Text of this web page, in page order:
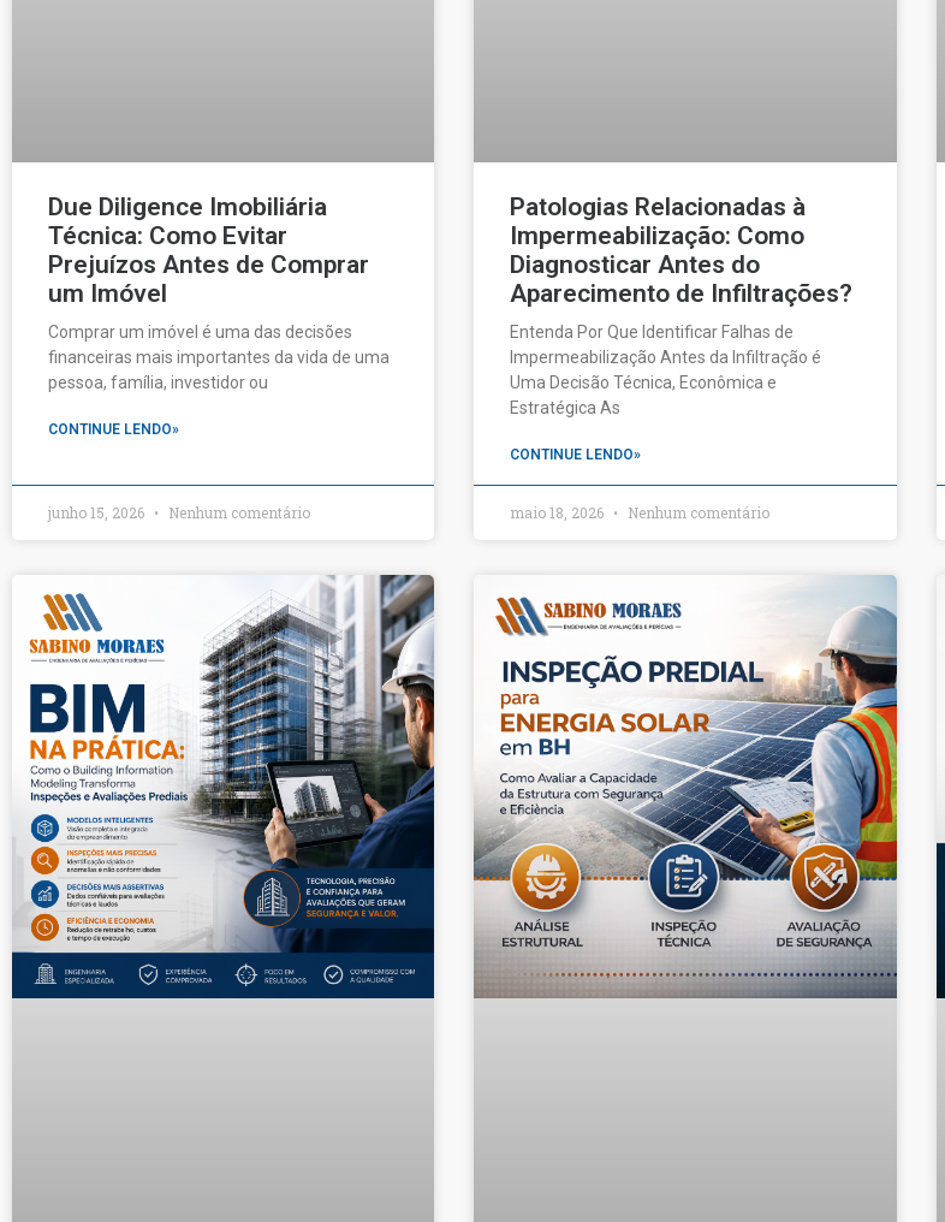
Due Diligence Imobiliária
Técnica: Como Evitar
Prejuízos Antes de Comprar
um Imóvel
Comprar um imóvel é uma das decisões
financeiras mais importantes da vida de uma
pessoa, família, investidor ou
CONTINUE LENDO»
junho 15, 2026 Nenhum comentário
Patologias Relacionadas à
Impermeabilização: Como
Diagnosticar Antes do
Aparecimento de Infiltrações?
Entenda Por Que Identificar Falhas de
Impermeabilização Antes da Infiltração é
Uma Decisão Técnica, Econômica e
Estratégica As
CONTINUE LENDO»
maio 18, 2026 Nenhum comentário